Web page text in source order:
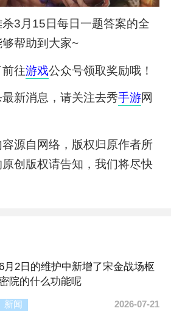
3月15日每日一题答案的全
够帮助到大家~
前往游戏公众号领取奖励哦！
新消息，请关注去秀手游网
源自网络，版权归原作者所
创版权请告知，我们将尽快
月2日的维护中新增了宋金战场枢
密院的什么功能呢
新闻 2026-07-21